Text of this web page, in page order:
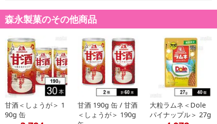
森永製菓のその他商品
甘酒＜しょうが＞ 1
90g 缶
甘酒 190g 缶 / 甘酒
＜しょうが＞ 190g
大粒ラムネ＜Dole
パイナップル＞ 27g